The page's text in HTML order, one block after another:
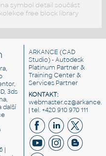
symbol detail součást
free block library
3ds
další
|
ARKANCE (CAD
Studio) - Autodesk
Platinum Partner &
Training Center &
Services Partner
KONTAKT:
| tel. +420 910 970 111